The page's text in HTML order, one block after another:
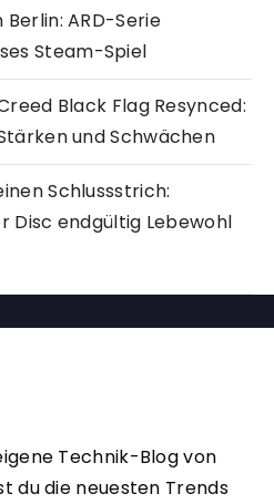
Berlin: ARD-Serie
Steam-Spiel
Black Flag Resynced:
und Schwächen
Schlussstrich:
Disc endgültig Lebewohl
Technik-Blog von
du die neuesten Trends